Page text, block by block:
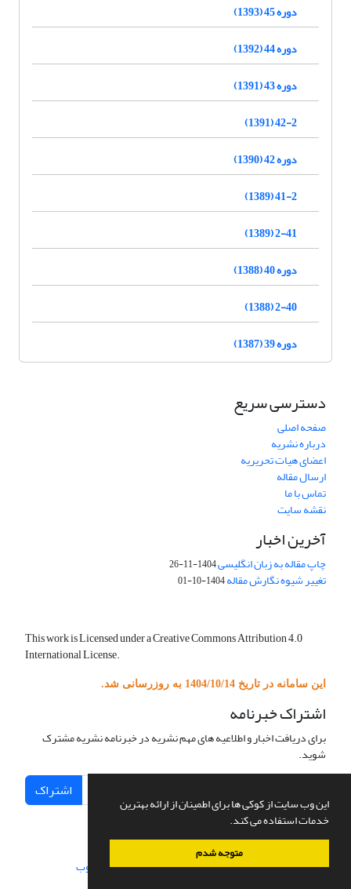
این وب سایت از کوکی ها برای اطمینان از ارائه بهترین
خدمات استفاده می کند.
متوجه شدم
دوره 45 (1393)
دوره 44 (1392)
دوره 43 (1391)
42-2 (1391)
دوره 42 (1390)
41-2 (1389)
2-41 (1389)
دوره 40 (1388)
2-40 (1388)
دوره 39 (1387)
دسترسی سریع
صفحه اصلی
درباره نشریه
اعضای هیات تحریریه
ارسال مقاله
تماس با ما
نقشه سایت
آخرین اخبار
چاپ مقاله به زبان انگلیسی1404-11-26
تغییر شیوه نگارش مقاله1404-10-01
This work is Licensed under a Creative Commons Attribution 4.0
International License.
این سامانه در تاریخ 1404/10/14 به روزرسانی شد.
اشتراک خبرنامه
برای دریافت اخبار و اطلاعیه های مهم نشریه در خبرنامه نشریه مشترک
شوید.
اشتراک
سامانه مدیریت نشریات علمی.طراحی و پیاده سازی از سیناوب